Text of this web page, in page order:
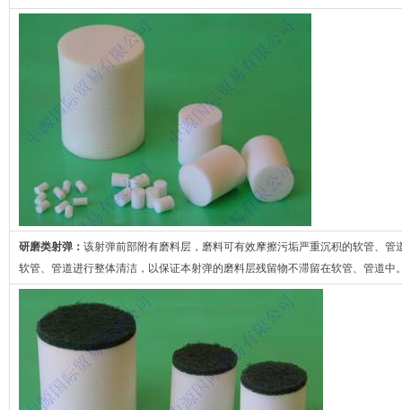
研磨类射弹： 该射弹前部附有磨料层，磨料可有效摩擦污垢严重沉积的软管、
软管、管道进行整体清洁，以保证本射弹的磨料层残留物不滞留在软管、管道中